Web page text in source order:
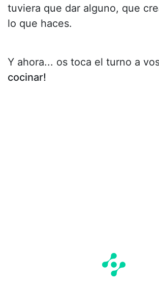
tuviera que dar alguno, que
lo que haces.
Y ahora... os toca el turno a
cocinar!